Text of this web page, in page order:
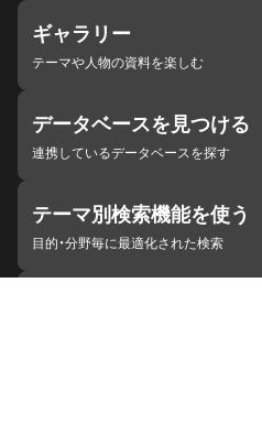
ギャラリー
テーマや人物の資料を楽しむ
データベースを見つける
連携しているデータベースを探す
テーマ別検索機能を使う
目的・分野毎に最適化された検索